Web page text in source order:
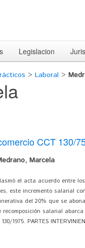
Legislacion
> Laboral >
CCT 130/
Marcela
el acta acuerdo entre
este incremento salarial
del 20% que se
recomposición salarial
1975. PARTES